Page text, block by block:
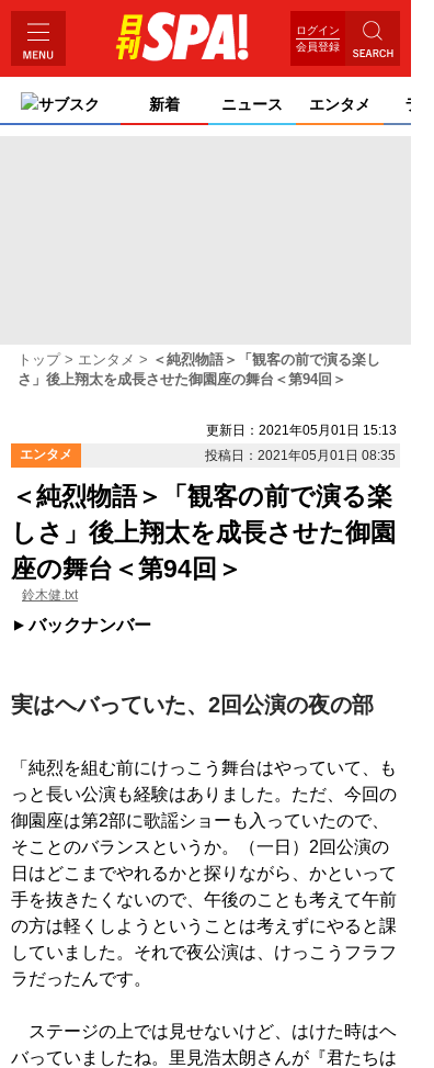
ログイン
会員登録
サブスク 新着 ニュース エンタメ ライ
トップ エンタメ
＜純烈物語＞「観客の前で演る楽し
さ」後上翔太を成長させた御園座の舞台＜第94回＞
更新日：2021年05月01日 15:13
エンタメ
投稿日：2021年05月01日 08:35
＜純烈物語＞「観客の前で演る楽
しさ」後上翔太を成長させた御園
座の舞台＜第94回＞
鈴木健.txt
バックナンバー
実はヘバっていた、2回公演の夜の部
「純烈を組む前にけっこう舞台はやっていて、も
っと長い公演も経験はありました。ただ、今回の
御園座は第2部に歌謡ショーも入っていたので、
そことのバランスというか。（一日）2回公演の
日はどこまでやれるかと探りながら、かといって
手を抜きたくないので、午後のことも考えて午前
の方は軽くしようということは考えずにやると課
していました。それで夜公演は、けっこうフラフ
ラだったんです。
ステージの上では見せないけど、はけた時はヘ
バっていましたね。里見浩太朗さんが『君たちは